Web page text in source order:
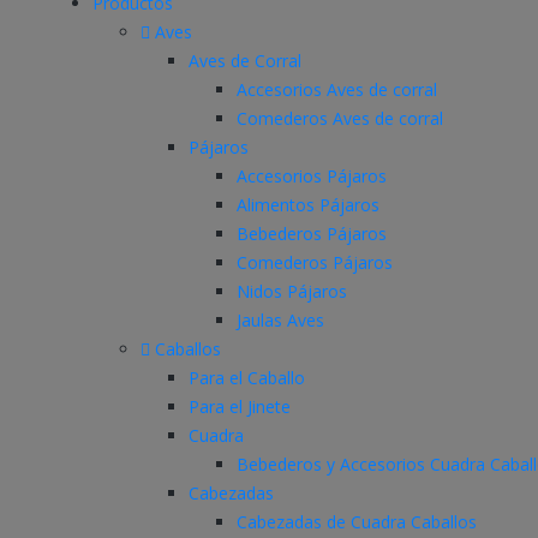
Aves
Aves de Corral
Accesorios Aves de corral
Comederos Aves de corral
Pájaros
Accesorios Pájaros
Alimentos Pájaros
Bebederos Pájaros
Comederos Pájaros
Nidos Pájaros
Jaulas Aves
Caballos
Para el Caballo
Para el Jinete
Cuadra
Bebederos y Accesorios Cuadra
Cabezadas
Cabezadas de Cuadra Caballos